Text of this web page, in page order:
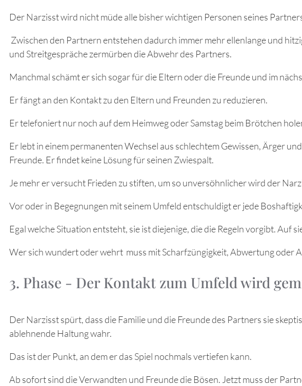
Der Narzisst wird nicht müde alle bisher wichtigen Personen seines
Zwischen den Partnern entstehen dadurch immer mehr ellenlange und
und Streitgespräche zermürben die Abwehr des Partners.
Manchmal schämt er sich sogar für die Eltern oder die Freunde und im
Er fängt an den Kontakt zu den Eltern und Freunden zu reduzieren.
Er telefoniert nur noch auf dem Heimweg oder Samstag beim Brötchen
Er lebt in einem permanenten Wechsel aus schlechtem Gewissen, Ärger
Freunde. Er findet keine Lösung für seinen Zwiespalt.
Je mehr er versucht Frieden zu stiften, um so unversöhnlicher wird der
Vor oder in Begegnungen mit seinem Umfeld entschuldigt er jede
Egal welche Situation entsteht, sie ist diejenige, die die Regeln vorgibt. Auf
Wer sich wundert oder wehrt muss mit Scharfzüngigkeit, Abwertung oder
3. Phase - Der Kontakt zum Umfeld wird
Der Narzisst spürt, dass die Familie und die Freunde des Partners sie
ablehnende Haltung wahr.
Das ist der Punkt, an dem er das Spiel nochmals vertiefen kann.
Ab sofort sind die Verwandten und Freunde die Bösen. Jetzt muss der